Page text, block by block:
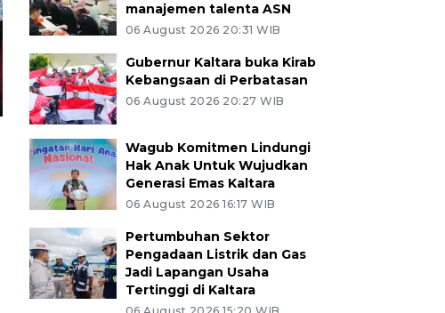
manajemen talenta ASN
06 August 2026 20:31 WIB
Gubernur Kaltara buka Kirab
Kebangsaan di Perbatasan
06 August 2026 20:27 WIB
Wagub Komitmen Lindungi
Hak Anak Untuk Wujudkan
Generasi Emas Kaltara
06 August 2026 16:17 WIB
Pertumbuhan Sektor
Pengadaan Listrik dan Gas
Jadi Lapangan Usaha
Tertinggi di Kaltara